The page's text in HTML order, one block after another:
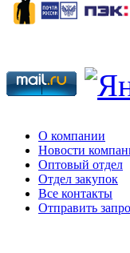
О компании
Новости
Оптовый отдел
Отдел закупок
Все контакты
Отправить